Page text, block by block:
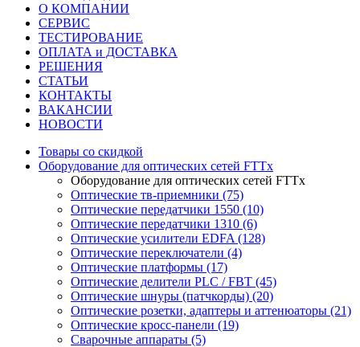
О КОМПАНИИ
СЕРВИС
ТЕСТИРОВАНИЕ
ОПЛАТА и ДОСТАВКА
РЕШЕНИЯ
СТАТЬИ
КОНТАКТЫ
ВАКАНСИИ
НОВОСТИ
Товары со скидкой
Оборудование для оптических сетей FTTx
Оборудование для оптических сетей FTTx
Оптические тв-приемники (75)
Оптические передатчики 1550 (10)
Оптические передатчики 1310 (6)
Оптические усилители EDFA (128)
Оптические переключатели (4)
Оптические платформы (17)
Оптические делители PLC / FBT (45)
Оптические шнуры (патчкорды) (20)
Оптические розетки, адаптеры и аттенюаторы (21)
Оптические кросс-панели (19)
Сварочные аппараты (5)